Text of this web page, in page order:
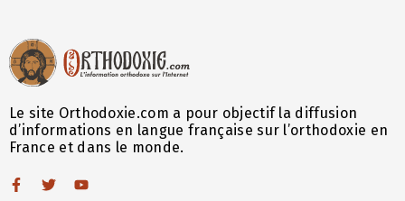
Le site Orthodoxie.com a pour objectif la diffusion
d’informations en langue française sur l’orthodoxie en
France et dans le monde.